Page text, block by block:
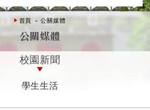
首頁 公關媒體
公關媒體
校園新聞
學生生活